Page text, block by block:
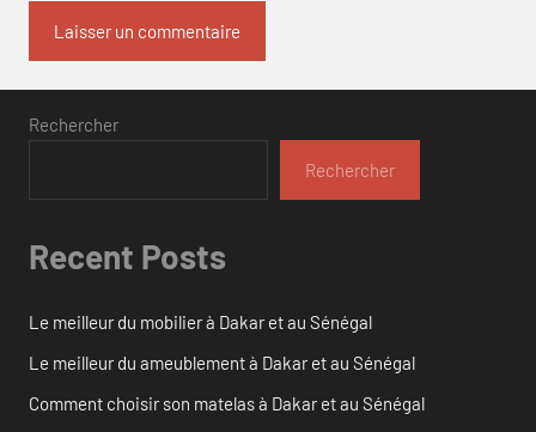
Rechercher
Rechercher
Recent Posts
Le meilleur du mobilier à Dakar et au Sénégal
Le meilleur du ameublement à Dakar et au Sénégal
Comment choisir son matelas à Dakar et au Sénégal